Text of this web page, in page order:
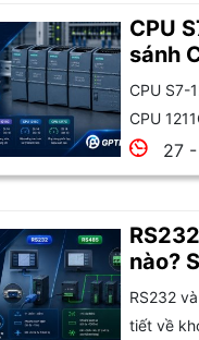
CPU
sánh
CPU S7-
CPU
27
nào?
chọn
RS232
tiết về